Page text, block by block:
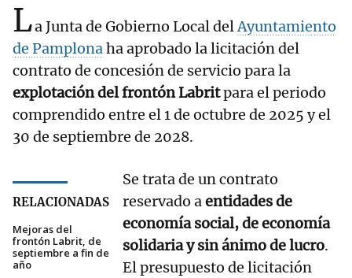
La Junta de Gobierno Local delAyuntamiento
de Pamplonaha aprobado la licitación del
contrato de concesión de servicio para la
explotación del frontón Labritpara el periodo
comprendido entre el 1 de octubre de 2025 y el
30 de septiembre de 2028.
RELACIONADAS
Mejoras del
frontón Labrit, de
septiembre a fin de
año
Se trata de un contrato
reservado aentidades de
economía social, de economía
solidaria y sin ánimo de lucro.
El presupuesto de licitación